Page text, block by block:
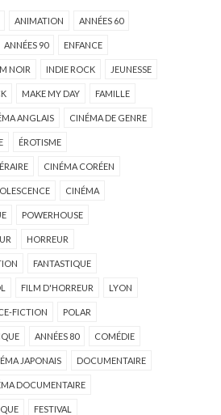
ANIMATION ANNÉES 60
ANNÉES 90 ENFANCE
NOIR INDIE ROCK JEUNESSE
MAKE MY DAY FAMILLE
ANGLAIS CINÉMA DE GENRE
ÉROTISME
CINÉMA CORÉEN
CINÉMA
POWERHOUSE
HORREUR
FANTASTIQUE
FILM D'HORREUR LYON
FICTION POLAR
ANNÉES 80 COMÉDIE
JAPONAIS DOCUMENTAIRE
DOCUMENTAIRE
FESTIVAL